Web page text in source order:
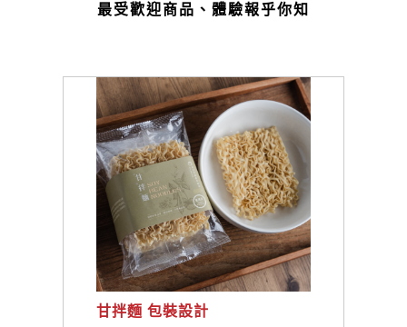
最受歡迎商品、體驗報乎你知
甘拌麵 包裝設計